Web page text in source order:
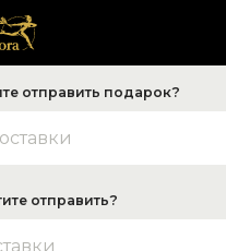
отправить подарок?
отправить?